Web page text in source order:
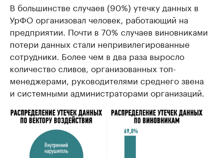
В большинстве случаев (90%) утечку данных в
УрФО организовал человек, работающий на
предприятии. Почти в 70% случаев виновниками
потери данных стали непривилегированные
сотрудники. Более чем в два раза выросло
количество сливов, организованных топ-
менеджерами, руководителями среднего звена
и системными администраторами организаций.